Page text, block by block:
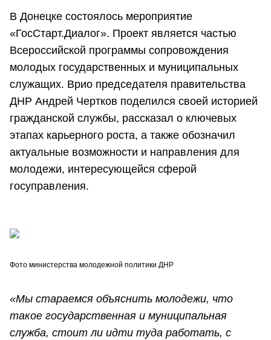
В Донецке состоялось мероприятие
«ГосСтарт.Диалог». Проект является частью
Всероссийской программы сопровождения
молодых государственных и муниципальных
служащих. Врио председателя правительства
ДНР Андрей Чертков поделился своей историей
гражданской службы, рассказал о ключевых
этапах карьерного роста, а также обозначил
актуальные возможности и направления для
молодежи, интересующейся сферой
госуправления.
Фото министерства молодежной политики ДНР
«Мы стараемся объяснить молодежи, что
такое государственная и муниципальная
служба, стоит ли идти туда работать, с